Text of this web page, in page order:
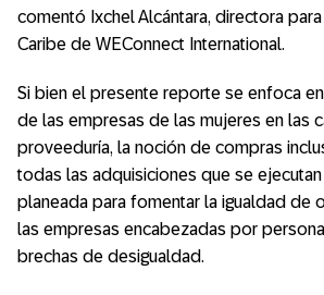
comentó Ixchel Alcántara, directora
Caribe de WEConnect International.
Si bien el presente reporte se enfoca
de las empresas de las mujeres en las
proveeduría, la noción de compras
todas las adquisiciones que se
planeada para fomentar la igualdad de
las empresas encabezadas por
brechas de desigualdad.